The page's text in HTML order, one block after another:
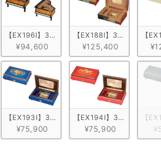
【EX196I】30弁 ORPHEUS イタリア象嵌小
¥94,600
【EX188I】30弁
¥125,400
【
【EX193I】30弁 ORPHEUS イタリア象嵌小
¥75,900
【EX194I】30弁
¥75,900
【